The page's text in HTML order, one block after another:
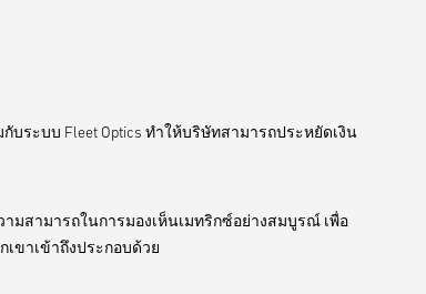
บระบบ Fleet Optics ทำให้บริษัทสามารถประหยัดเงิน
มสามารถในการมองเห็นเมทริกซ์อย่างสมบูรณ์ เพื่อ
ขาเข้าถึงประกอบด้วย